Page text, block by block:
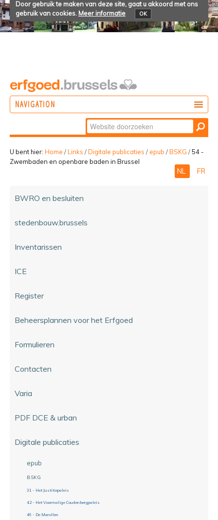
Door gebruik te maken van deze site, gaat u akkoord met ons
gebruik van cookies. Meer informatie OK
NAVIGATION
BELEVEN
Zoek
Geavanceerd
zoeken...
U bent hier: Home /Links /Digitale publicaties / epub /BSKG /54 -
Zwembaden en openbare baden in Brussel
NL FR
BWRO en besluiten
stedenbouw.brussels
Inventarissen
ICE
Register
Beheersplannen voor het Erfgoed
Formulieren
Contacten
Varia
PDF DCE & urban
Digitale publicaties
epub
BSKG
31 - Het Justitiepaleis
42 - Het Voormalige Coudenbergpaleis
46 - De Marollen